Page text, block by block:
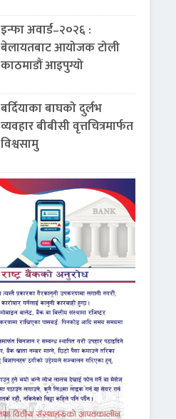
इन्फा अवार्ड–२०२६ :
बेलायतबाट आयोजक टोली
काठमाडौं आइपुग्यो
बर्दियाका बाघको दुर्लभ
व्यवहार बीबीसी वृत्तचित्रमार्फत
विश्वसामु